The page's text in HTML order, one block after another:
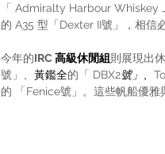
「 Admiralty Harbour Whiskey
的 A35 型「Dexter II號」，相信
今年的IRC 高級休閒組 則展現出
號」、 黃鑑全的「 DBX2號」、
的 「Fenice號」。這些帆船優雅